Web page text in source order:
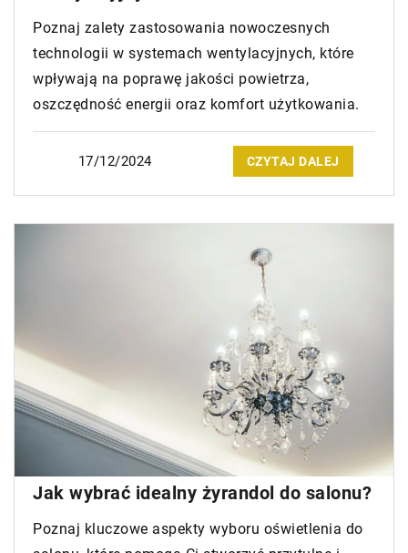
Poznaj zalety zastosowania nowoczesnych
technologii w systemach wentylacyjnych, które
wpływają na poprawę jakości powietrza,
oszczędność energii oraz komfort użytkowania.
17/12/2024 CZYTAJ DALEJ
Jak wybrać idealny żyrandol do salonu?
Poznaj kluczowe aspekty wyboru oświetlenia do